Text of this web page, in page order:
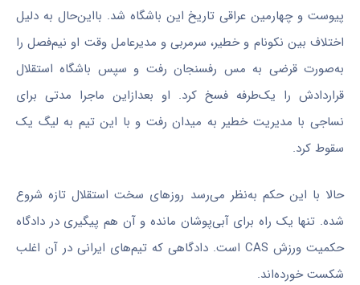
پیوست و چهارمین عراقی تاریخ این باشگاه شد. بااین‌حال به دلیل
اختلاف بین نکونام و خطیر، سرمربی و مدیرعامل وقت او نیم‌فصل را
به‌صورت قرضی به مس رفسنجان رفت و سپس باشگاه استقلال
قراردادش را یک‌طرفه فسخ کرد. او بعدازاین ماجرا مدتی برای
نساجی با مدیریت خطیر به میدان رفت و با این تیم به لیگ یک
سقوط کرد.
حالا با این حکم به‌نظر می‌رسد روزهای سخت استقلال تازه شروع
شده. تنها یک راه برای آبی‌پوشان مانده و آن هم پیگیری در دادگاه
حکمیت ورزش CAS است. دادگاهی که تیم‌های ایرانی در آن اغلب
شکست خورده‌اند.